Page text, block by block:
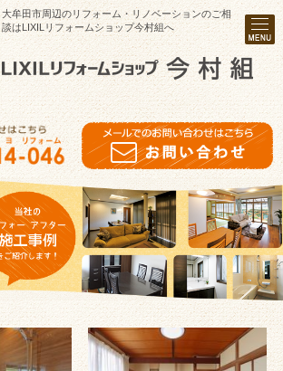
大牟田市周辺のリフォーム・リノベーションのご相
談はLIXILリフォームショップ今村組へ